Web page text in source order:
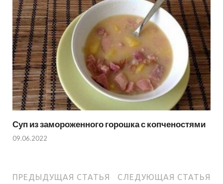
Суп из замороженного горошка с копченостями
09.06.2022
ПРЕДЫДУЩАЯ СТАТЬЯ СЛЕДУЮЩАЯ СТАТЬЯ